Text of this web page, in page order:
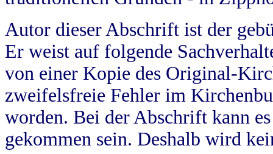
Autor dieser Abschrift ist der
Er weist auf folgende
von einer Kopie des Original-
zweifelsfreie Fehler im
worden. Bei der Abschrift kann
gekommen sein. Deshalb wird